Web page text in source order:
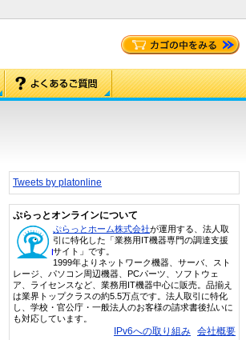
Tweets by platonline
ぷらっとオンラインについて
ぷらっとホーム株式会社が運用する、法人取
引に特化した「業務用IT機器専門の調達支援
サイト」です。
1999年よりネットワーク機器、サーバ、スト
レージ、パソコン周辺機器、PCパーツ、ソフトウェ
ア、ライセンスなど、業務用IT機器中心に販売。品揃え
は業界トップクラスの約5.5万点です。法人取引に特化
し、学校・官公庁・一般法人のお客様の請求書後払いに
も対応しています。
IPv6への取り組み 会社概要